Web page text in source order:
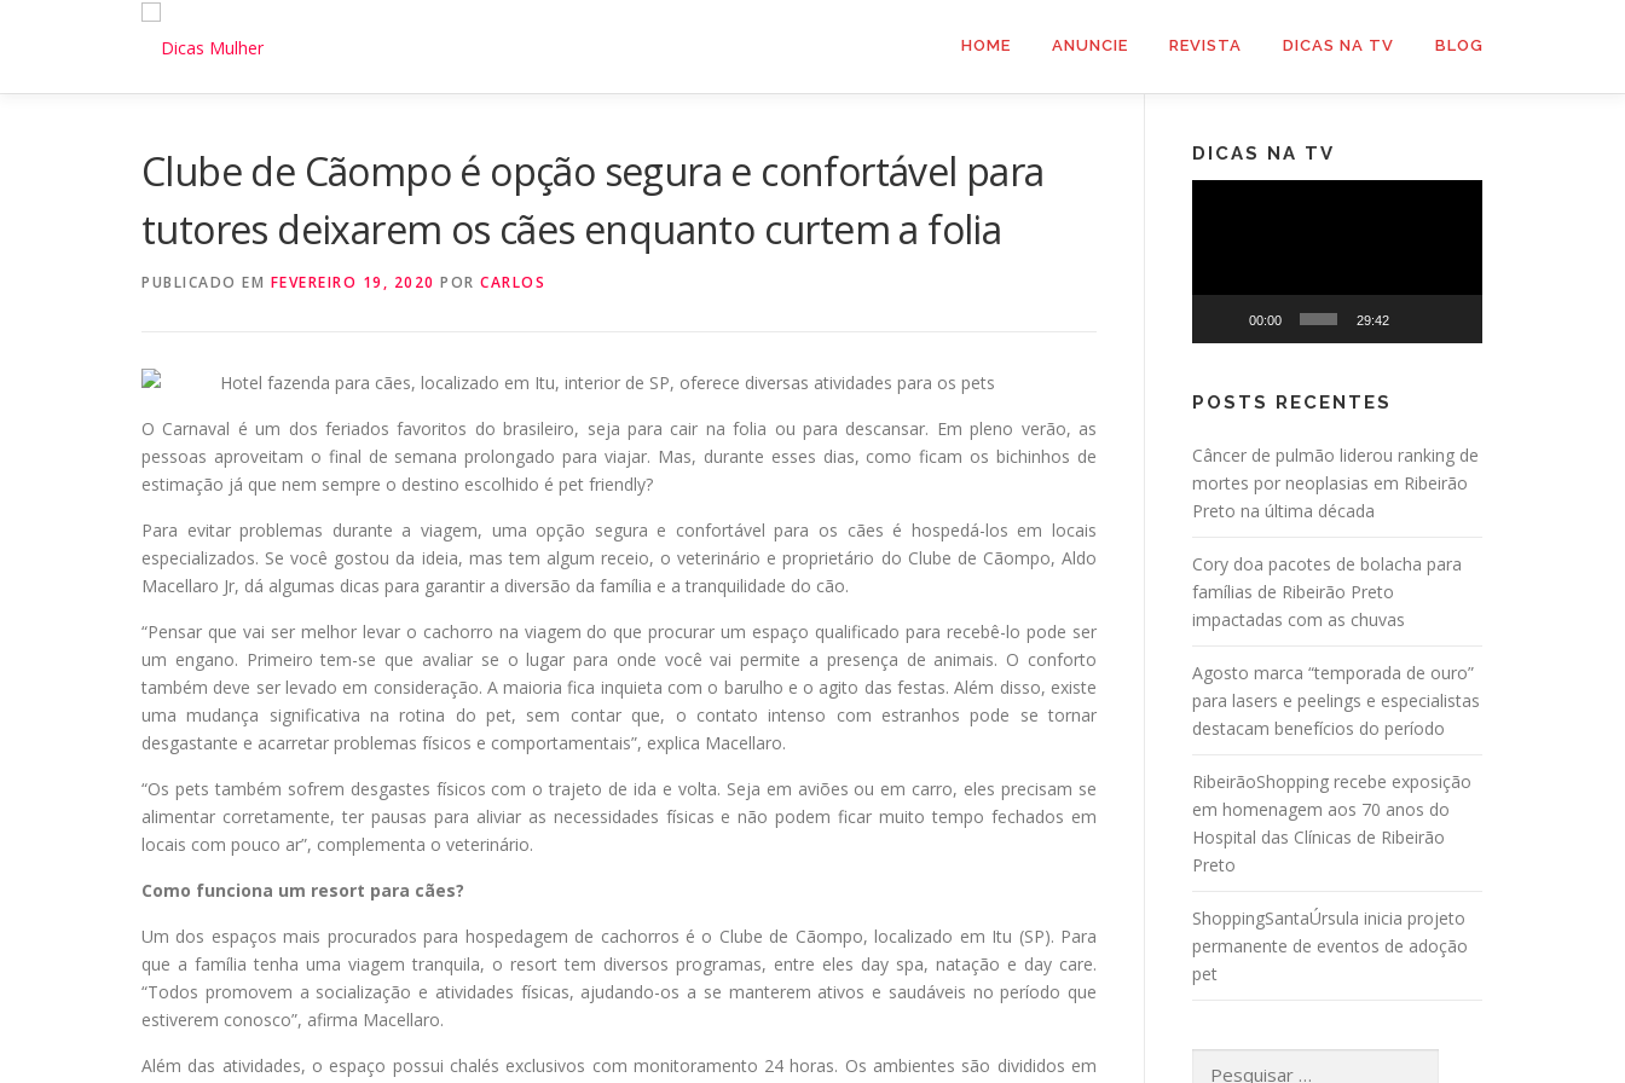
conteúdo
HOME ANUNCIE REVISTA DICAS NA TV BLOG
Clube de Cãompo é opção segura e confortável para
tutores deixarem os cães enquanto curtem a folia
PUBLICADO EM FEVEREIRO 19, 2020 POR CARLOS
Hotel fazenda para cães, localizado em Itu, interior de SP, oferece diversas atividades para os pets
O Carnaval é um dos feriados favoritos do brasileiro, seja para cair na folia ou para descansar. Em pleno verão, as
pessoas aproveitam o final de semana prolongado para viajar. Mas, durante esses dias, como ficam os bichinhos de
estimação já que nem sempre o destino escolhido é pet friendly?
Para evitar problemas durante a viagem, uma opção segura e confortável para os cães é hospedá-los em locais
especializados. Se você gostou da ideia, mas tem algum receio, o veterinário e proprietário do Clube de Cãompo, Aldo
Macellaro Jr, dá algumas dicas para garantir a diversão da família e a tranquilidade do cão.
“Pensar que vai ser melhor levar o cachorro na viagem do que procurar um espaço qualificado para recebê-lo pode ser
um engano. Primeiro tem-se que avaliar se o lugar para onde você vai permite a presença de animais. O conforto
também deve ser levado em consideração. A maioria fica inquieta com o barulho e o agito das festas. Além disso, existe
uma mudança significativa na rotina do pet, sem contar que, o contato intenso com estranhos pode se tornar
desgastante e acarretar problemas físicos e comportamentais”, explica Macellaro.
“Os pets também sofrem desgastes físicos com o trajeto de ida e volta. Seja em aviões ou em carro, eles precisam se
alimentar corretamente, ter pausas para aliviar as necessidades físicas e não podem ficar muito tempo fechados em
locais com pouco ar”, complementa o veterinário.
Como funciona um resort para cães?
Um dos espaços mais procurados para hospedagem de cachorros é o Clube de Cãompo, localizado em Itu (SP). Para
que a família tenha uma viagem tranquila, o resort tem diversos programas, entre eles day spa, natação e day care.
“Todos promovem a socialização e atividades físicas, ajudando-os a se manterem ativos e saudáveis no período que
estiverem conosco”, afirma Macellaro.
Além das atividades, o espaço possui chalés exclusivos com monitoramento 24 horas. Os ambientes são divididos em
DICAS NA TV
00:00 29:42
POSTS RECENTES
Câncer de pulmão liderou ranking de
mortes por neoplasias em Ribeirão
Preto na última década
Cory doa pacotes de bolacha para
famílias de Ribeirão Preto
impactadas com as chuvas
Agosto marca “temporada de ouro”
para lasers e peelings e especialistas
destacam benefícios do período
RibeirãoShopping recebe exposição
em homenagem aos 70 anos do
Hospital das Clínicas de Ribeirão
Preto
ShoppingSantaÚrsula inicia projeto
permanente de eventos de adoção
pet